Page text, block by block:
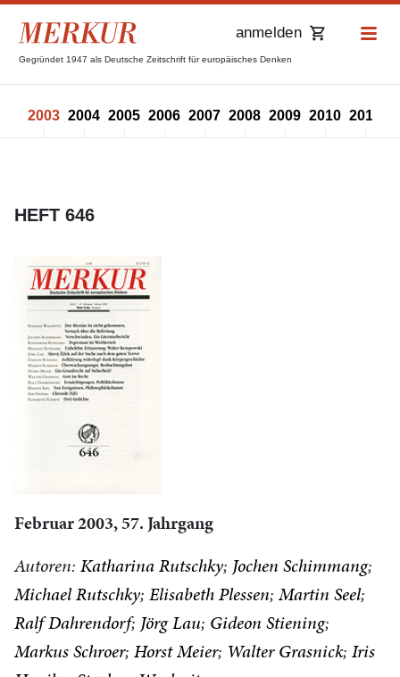
Gegründet 1947 als Deutsche Zeitschrift für europäisches Denken
anmelden
2003 2004 2005 2006 2007 2008 2009 2010 2011
HEFT 646
Februar 2003, 57. Jahrgang
Autoren: Katharina Rutschky Jochen Schimmang
Michael Rutschky Elisabeth Plessen Martin Seel
Ralf Dahrendorf Jörg Lau Gideon Stiening
Markus Schroer Horst Meier Walter Grasnick Iris